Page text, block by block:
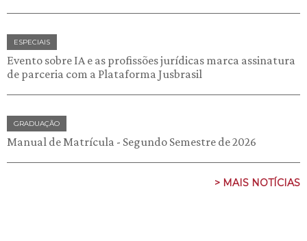
ESPECIAIS
Evento sobre IA e as profissões jurídicas marca assinatura
de parceria com a Plataforma Jusbrasil
GRADUAÇÃO
Manual de Matrícula - Segundo Semestre de 2026
> MAIS NOTÍCIAS